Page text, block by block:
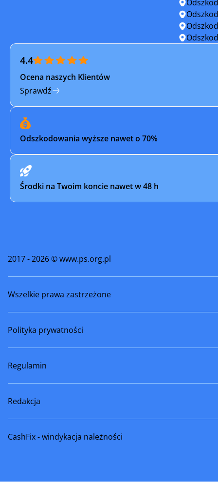
Świętochłowice
Tychy
Wilamowice Wisła
Woźniki Zabrze
4.4
Ocena naszych Klientów
Sprawdź
Odszkodowania wyższe nawet o 70%
Środki na Twoim koncie nawet w 48 h
2017 - 2026 © www.ps.org.pl
Wszelkie prawa zastrzeżone
Polityka prywatności
Regulamin
Redakcja
CashFix - windykacja należności